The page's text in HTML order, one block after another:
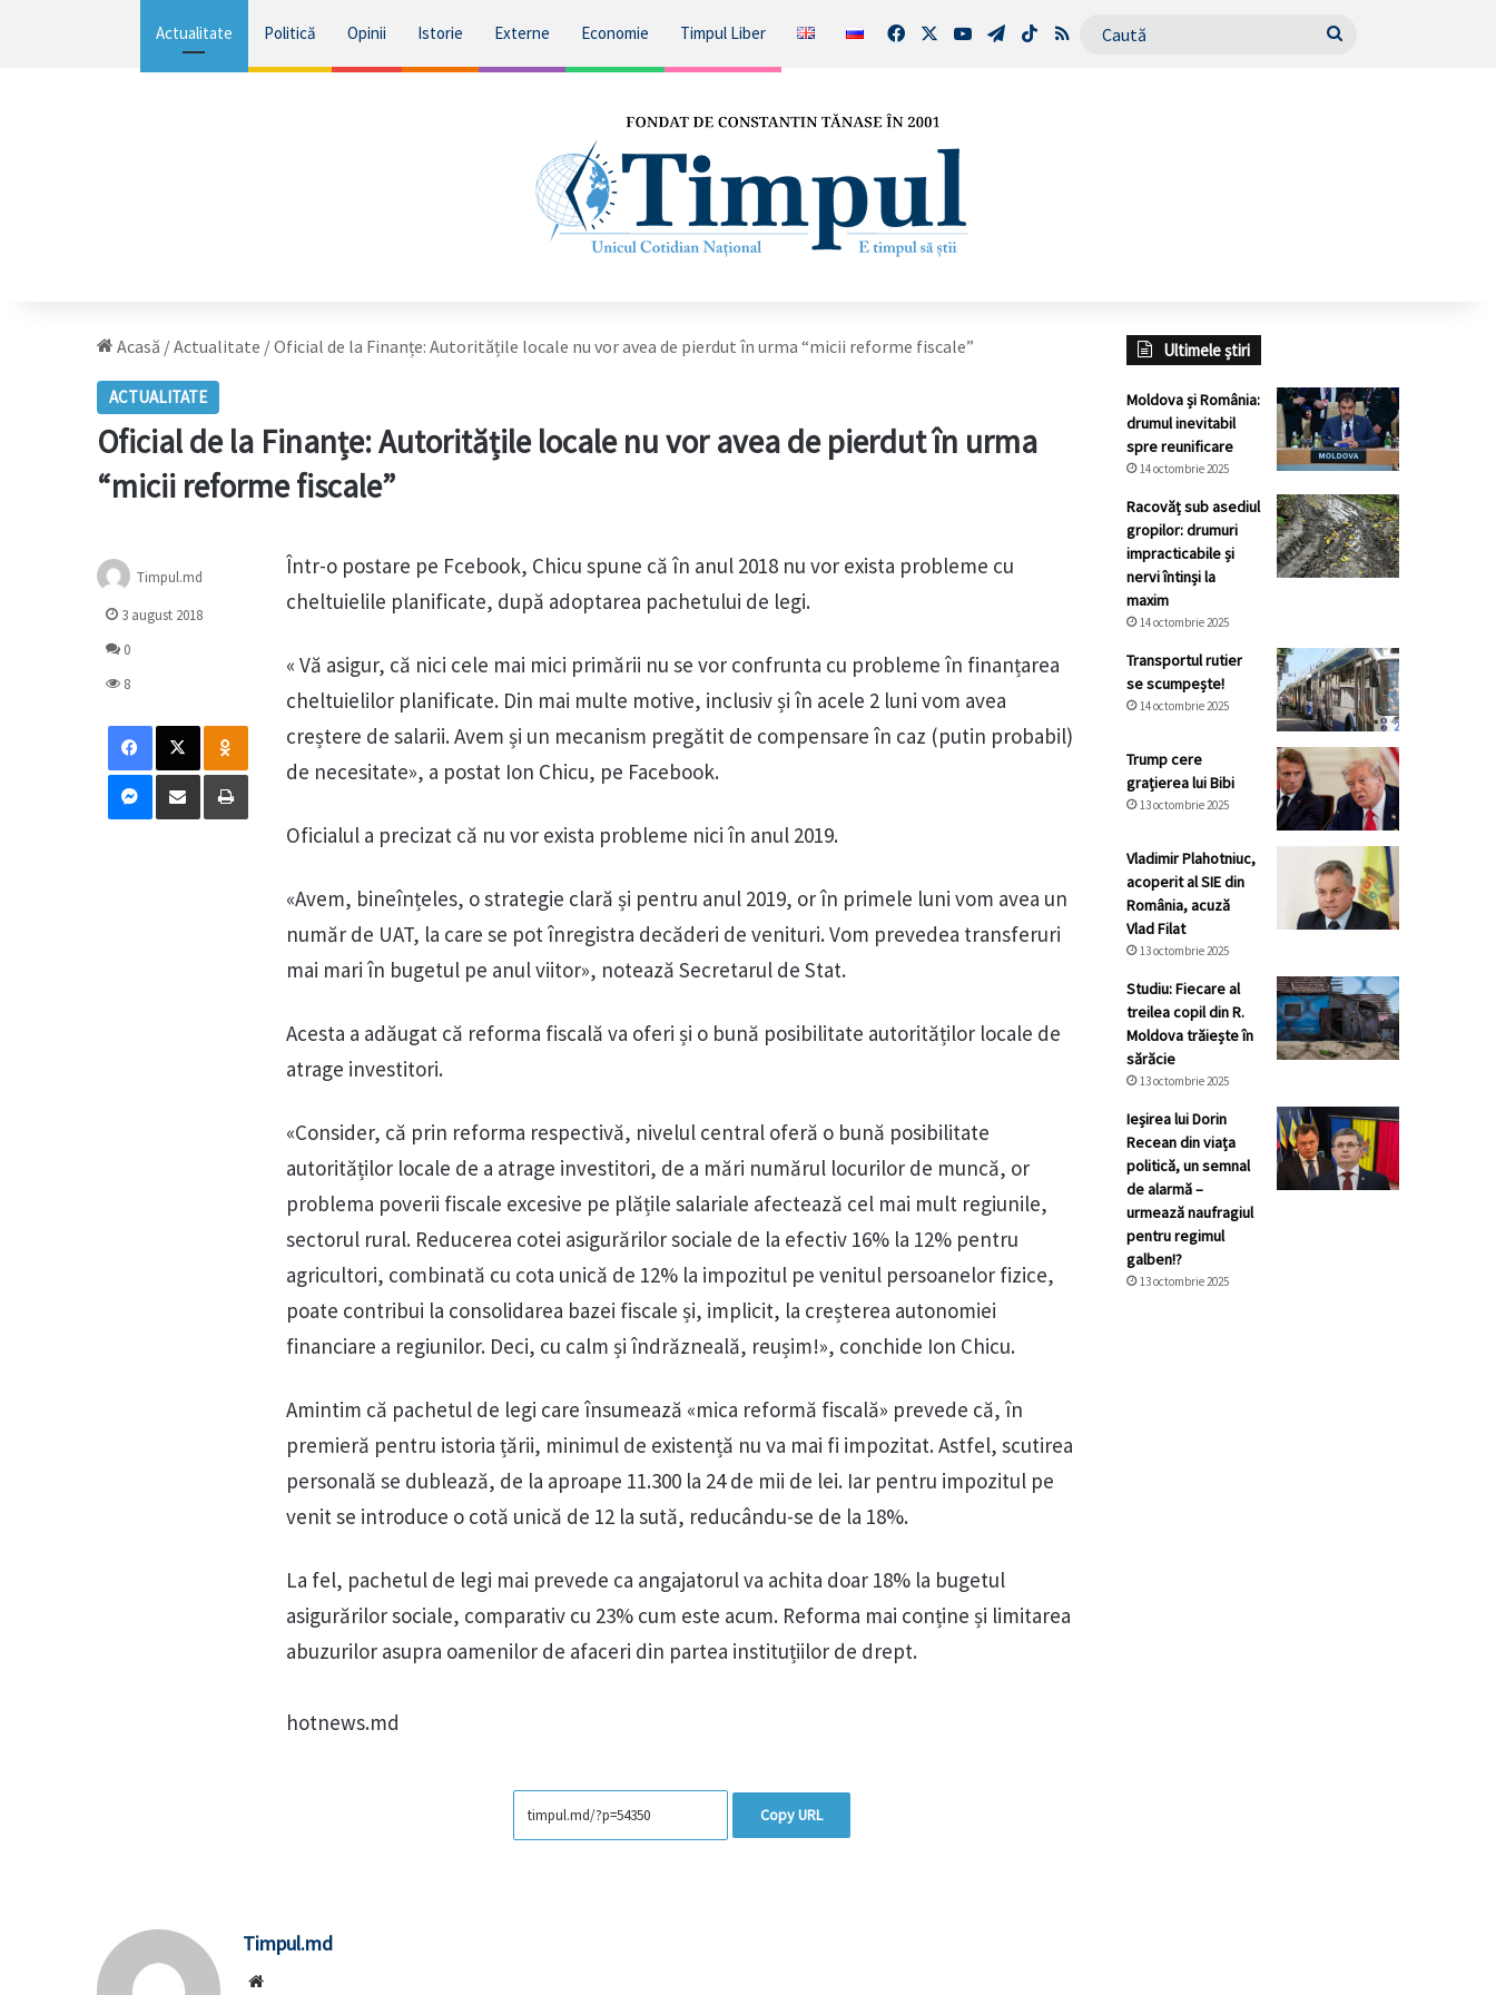
Actualitate Politică Opinii Istorie Externe Economie Timpul Liber FacebookYouTubeTelegram
TikTokRSS Caută
Acasă /Actualitate /Oficial de la Finanțe: Autoritățile locale nu vor avea de pierdut în urma “micii reforme fiscale”
ACTUALITATE
Oficial de la Finanțe: Autoritățile locale nu vor avea de pierdut în urma
“micii reforme fiscale”
Într-o postare pe Fcebook, Chicu spune că în anul 2018 nu vor exista probleme cu
cheltuielile planificate, după adoptarea pachetului de legi.
« Vă asigur, că nici cele mai mici primării nu se vor confrunta cu probleme în finanțarea
cheltuielilor planificate. Din mai multe motive, inclusiv și în acele 2 luni vom avea
creștere de salarii. Avem și un mecanism pregătit de compensare în caz (putin probabil)
de necesitate», a postat Ion Chicu, pe Facebook.
Oficialul a precizat că nu vor exista probleme nici în anul 2019.
«Avem, bineînțeles, o strategie clară și pentru anul 2019, or în primele luni vom avea un
număr de UAT, la care se pot înregistra decăderi de venituri. Vom prevedea transferuri
mai mari în bugetul pe anul viitor», notează Secretarul de Stat.
Acesta a adăugat că reforma fiscală va oferi și o bună posibilitate autorităților locale de
atrage investitori.
«Consider, că prin reforma respectivă, nivelul central oferă o bună posibilitate
autorităților locale de a atrage investitori, de a mări numărul locurilor de muncă, or
problema poverii fiscale excesive pe plățile salariale afectează cel mai mult regiunile,
sectorul rural. Reducerea cotei asigurărilor sociale de la efectiv 16% la 12% pentru
agricultori, combinată cu cota unică de 12% la impozitul pe venitul persoanelor fizice,
poate contribui la consolidarea bazei fiscale și, implicit, la creșterea autonomiei
financiare a regiunilor. Deci, cu calm și îndrăzneală, reușim!», conchide Ion Chicu.
Amintim că pachetul de legi care însumează «mica reformă fiscală» prevede că, în
premieră pentru istoria țării, minimul de existență nu va mai fi impozitat. Astfel, scutirea
personală se dublează, de la aproape 11.300 la 24 de mii de lei. Iar pentru impozitul pe
venit se introduce o cotă unică de 12 la sută, reducându-se de la 18%.
La fel, pachetul de legi mai prevede ca angajatorul va achita doar 18% la bugetul
asigurărilor sociale, comparativ cu 23% cum este acum. Reforma mai conține și limitarea
abuzurilor asupra oamenilor de afaceri din partea instituțiilor de drept.
hotnews.md
Copy URL
Timpul.md
3 august 2018
0
8
Facebook
X Odnoklassniki
Messenger
Distribuie prin mail Tipărește
Timpul.md
Ultimele știri
Moldova și România:
drumul inevitabil
spre reunificare
14 octombrie 2025
Racovăț sub asediul
gropilor: drumuri
impracticabile și
nervi întinși la
maxim
14 octombrie 2025
Transportul rutier
se scumpește!
14 octombrie 2025
Trump cere
grațierea lui Bibi
13 octombrie 2025
Vladimir Plahotniuc,
acoperit al SIE din
România, acuză
Vlad Filat
13 octombrie 2025
Studiu: Fiecare al
treilea copil din R.
Moldova trăiește în
sărăcie
13 octombrie 2025
Ieșirea lui Dorin
Recean din viața
politică, un semnal
de alarmă –
urmează naufragiul
pentru regimul
galben!?
13 octombrie 2025